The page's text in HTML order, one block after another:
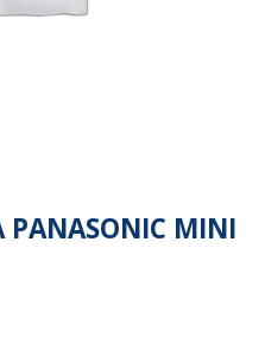
PANASONIC MINI